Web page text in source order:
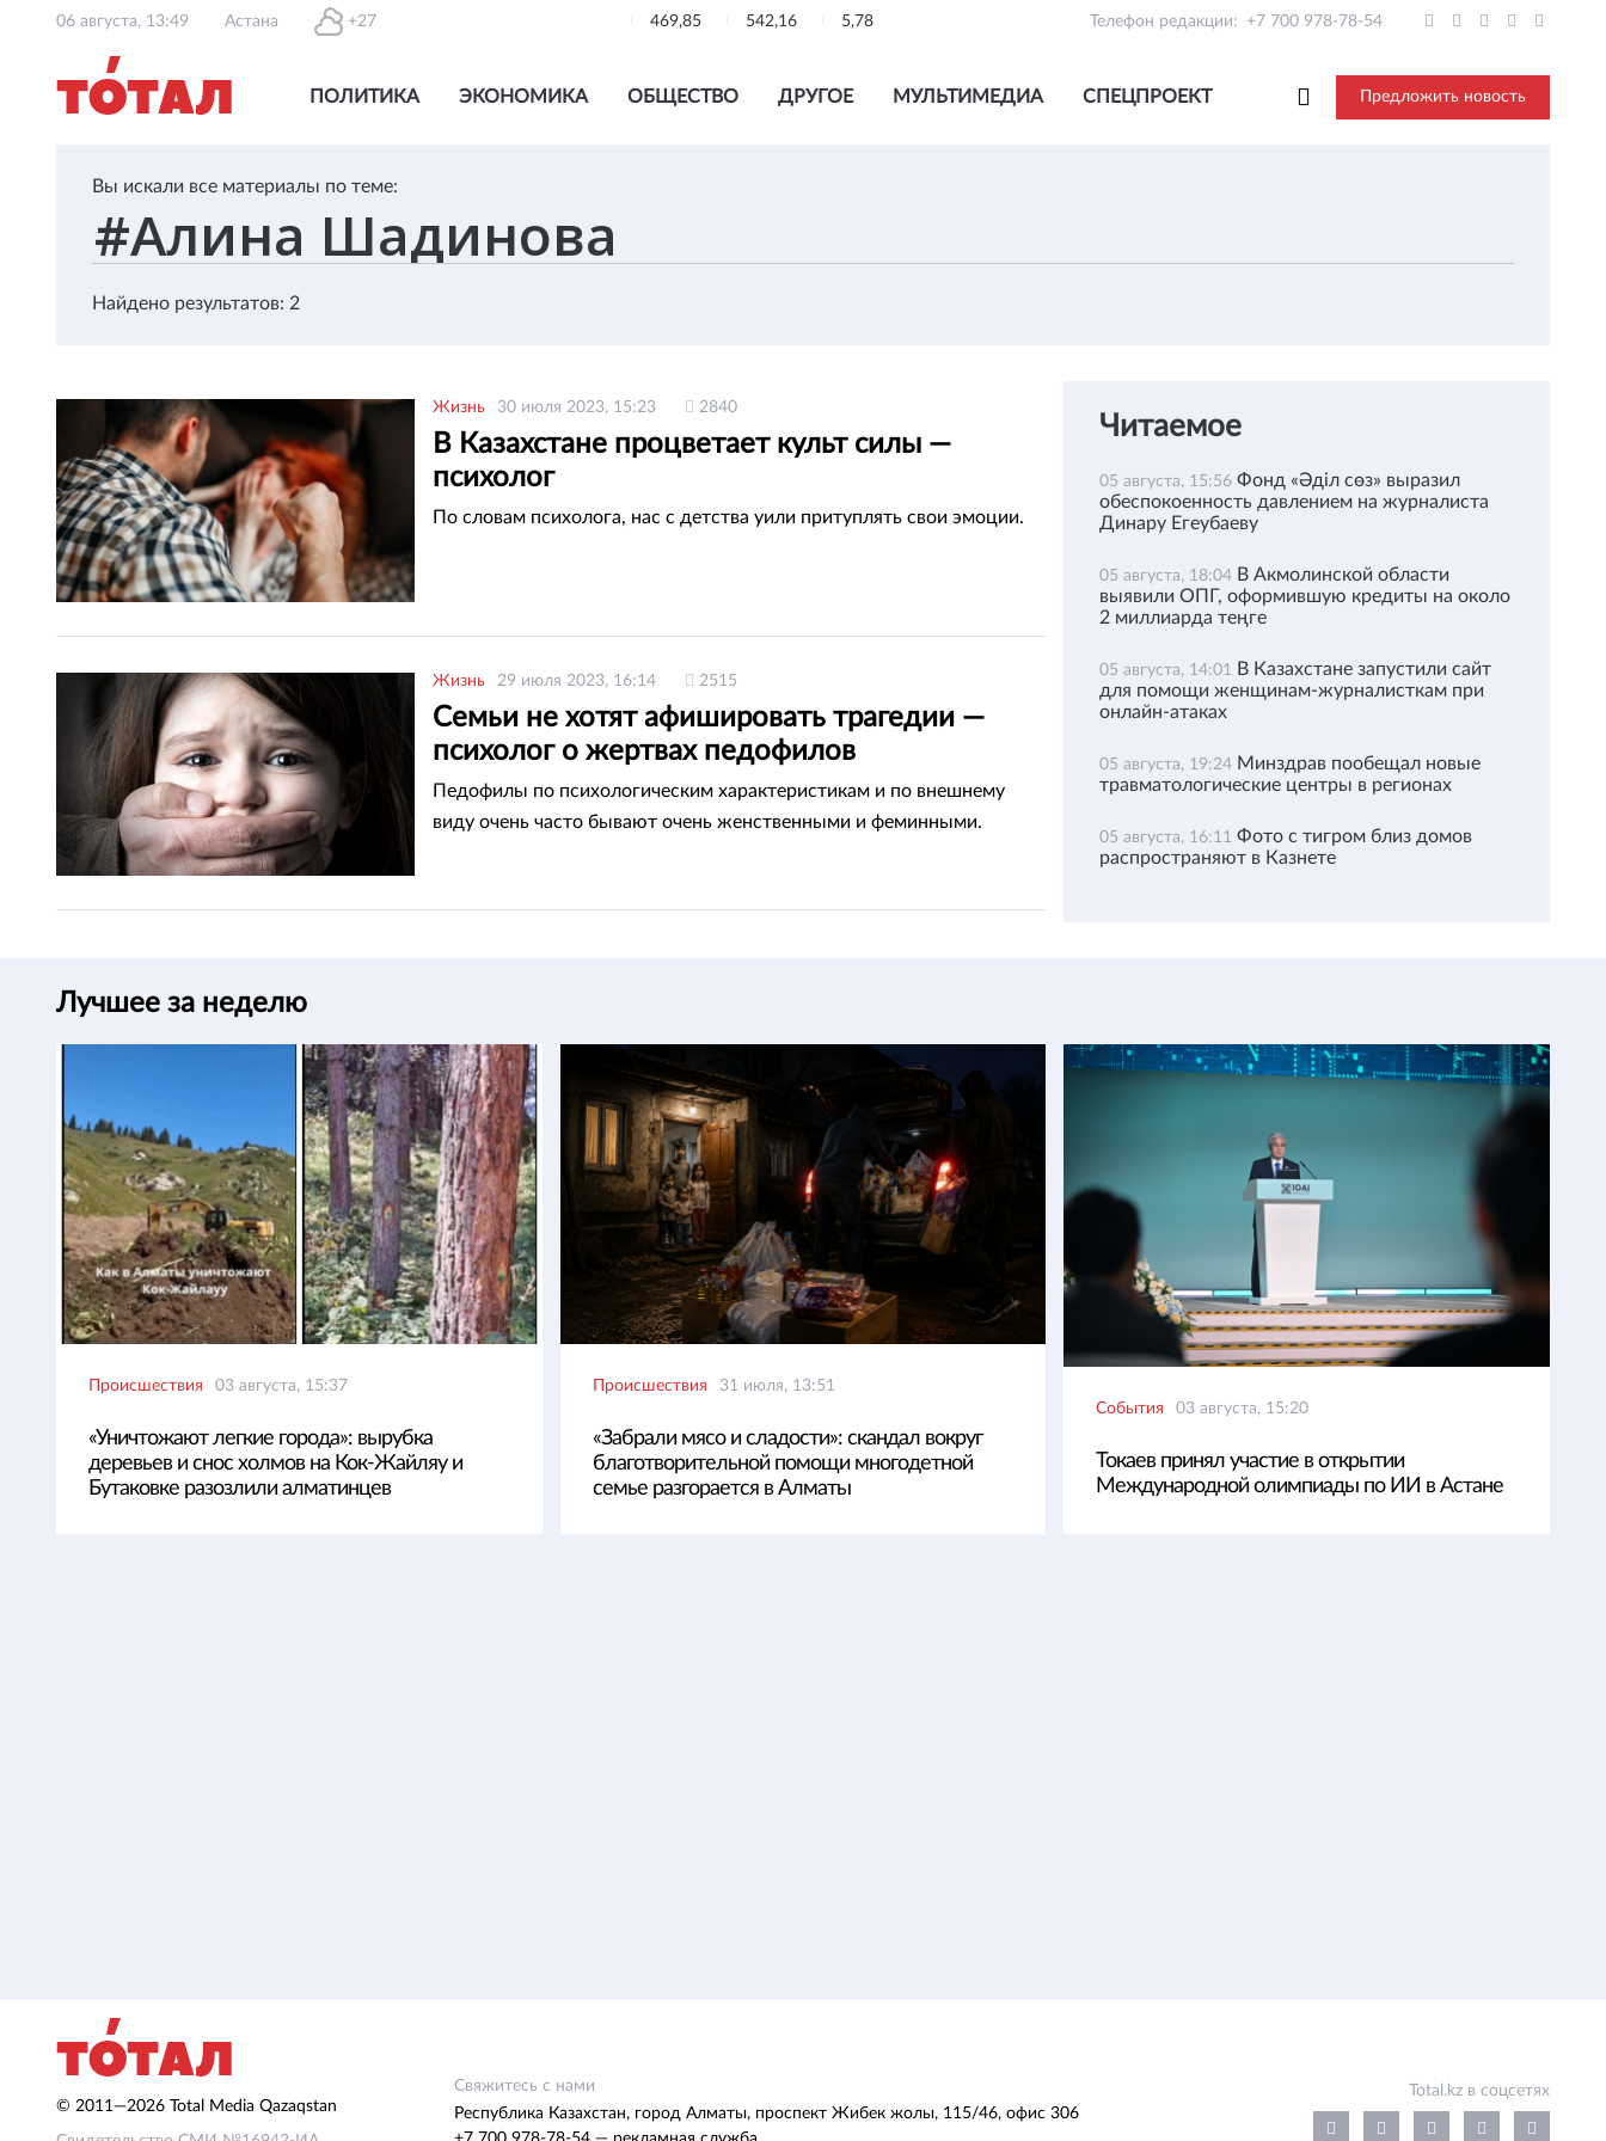
06 августа, 13:49 Астана +27 469,85 542,16 5,78 Телефон редакции: +7 700 978-78-54
ПОЛИТИКА ЭКОНОМИКА ОБЩЕСТВО ДРУГОЕ МУЛЬТИМЕДИА СПЕЦПРОЕКТ Предложить новость
Вы искали все материалы по теме:
Найдено результатов: 2
Жизнь 30 июля 2023, 15:23 2840
В Казахстане процветает культ силы —
психолог
По словам психолога, нас с детства уили притуплять свои эмоции.
Жизнь 29 июля 2023, 16:14 2515
Семьи не хотят афишировать трагедии —
психолог о жертвах педофилов
Педофилы по психологическим характеристикам и по внешнему
виду очень часто бывают очень женственными и феминными.
Читаемое
05 августа, 15:56 Фонд «Әділ сөз» выразил
обеспокоенность давлением на журналиста
Динару Егеубаеву
05 августа, 18:04 В Акмолинской области
выявили ОПГ, оформившую кредиты на около
2 миллиарда теңге
05 августа, 14:01 В Казахстане запустили сайт
для помощи женщинам-журналисткам при
онлайн-атаках
05 августа, 19:24 Минздрав пообещал новые
травматологические центры в регионах
05 августа, 16:11 Фото с тигром близ домов
распространяют в Казнете
Лучшее за неделю
Происшествия 03 августа, 15:37
«Уничтожают легкие города»: вырубка
деревьев и снос холмов на Кок-Жайляу и
Бутаковке разозлили алматинцев
Происшествия 31 июля, 13:51
«Забрали мясо и сладости»: скандал вокруг
благотворительной помощи многодетной
семье разгорается в Алматы
События 03 августа, 15:20
Токаев принял участие в открытии
Международной олимпиады по ИИ в Астане
© 2011—2026 Total Media Qazaqstan
Свяжитесь с нами
Республика Казахстан, город Алматы, проспект Жибек жолы, 115/46, офис 306
Total.kz в соцсетях